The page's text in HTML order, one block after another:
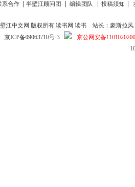
系合作 半壁江顾问团 编辑团队 投稿须知
江中文网 版权所有读书网 读书
站长：豪斯拉风
京ICP备09063710号-3
京公网安备